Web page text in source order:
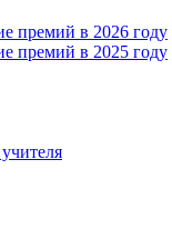
премий в 2026 году
премий в 2025 году